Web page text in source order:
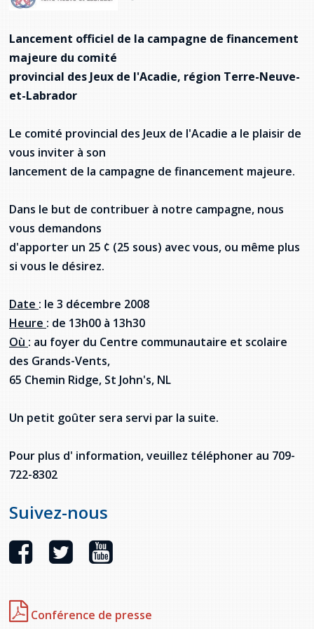
Jeux de la francophonie canadienne
Forum jeunesse pancanadien
Festival jeunesse de l'Acadie
Assemblée générale annuelle
Formulaires de procédure pénale
La Charte canadienne des droits et libertés
Commission des droits de la personne de
louer sur le long terme (leasing) un véhicule
Offres d'emploi (Secteur Justice)
Législation spéciale Covid-19
Labrador
Qu'est-ce que l'Aide juridique ?
et-Labrador
Répertoire des juristes d'expression
française
Règlement Quiz RVF 2021
Continuons en français
Activités
Guide du système de santé à TNL
Annuaire de santé
Offres Actives
Société Santé en français (SSF)
Travailler en santé à TNL
Passeport Santé
Répertoire des professionnels de santé
Pinos Mpiana
Allison Chaytor
Maurice Nzoyamara
Lee Trowbridge
Skye Fisher
Pamela Tucker
Anastasia Knudsen
Marc-Alexandre Mestres
Programmes et services du gouvernement
provincial
Ressources linguistiques pour la
communication en santé
Ma langue, c'est ma fierté !
Carte des services en français
2SLGBTQIA+
Lancement officiel de la campagne de financement
majeure du comité
provincial des Jeux de l'Acadie, région Terre-Neuve-
et-Labrador
Le comité provincial des Jeux de l'Acadie a le plaisir de
vous inviter à son
lancement de la campagne de financement majeure.
Dans le but de contribuer à notre campagne, nous
vous demandons
d'apporter un 25 ¢ (25 sous) avec vous, ou même plus
si vous le désirez.
Date : le 3 décembre 2008
Heure : de 13h00 à 13h30
Où : au foyer du Centre communautaire et scolaire
des Grands-Vents,
65 Chemin Ridge, St John's, NL
Un petit goûter sera servi par la suite.
Pour plus d' information, veuillez téléphoner au 709-
722-8302
Suivez-nous
Conférence de presse